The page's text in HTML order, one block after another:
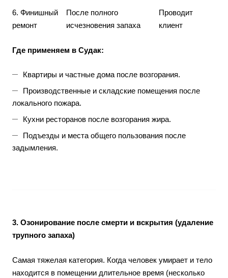
6. Финишный
ремонт
После полного
исчезновения запаха
Проводит
клиент
Где применяем в Судак:
Квартиры и частные дома после возгорания.
Производственные и складские помещения после
локального пожара.
Кухни ресторанов после возгорания жира.
Подъезды и места общего пользования после
задымления.
3. Озонирование после смерти и вскрытия (удаление
трупного запаха)
Самая тяжелая категория. Когда человек умирает и тело
находится в помещении длительное время (несколько